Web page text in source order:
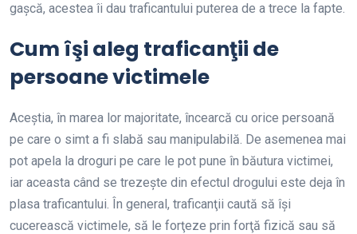
gaşcă, acestea îi dau traficantului puterea de a trece la fapte.
Cum îşi aleg traficanţii de
persoane victimele
Aceştia, în marea lor majoritate, încearcă cu orice persoană
pe care o simt a fi slabă sau manipulabilă. De asemenea mai
pot apela la droguri pe care le pot pune în băutura victimei,
iar aceasta când se trezeşte din efectul drogului este deja în
plasa traficantului. În general, traficanţii caută să îşi
cucerească victimele, să le forţeze prin forţă fizică sau să